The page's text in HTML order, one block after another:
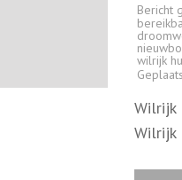
Bericht
wilrijk
Wilrijk
Wilrijk